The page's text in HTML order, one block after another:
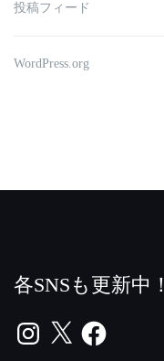
投稿フィード
WordPress.org
各SNSも更新中！
Instagram
X Facebook